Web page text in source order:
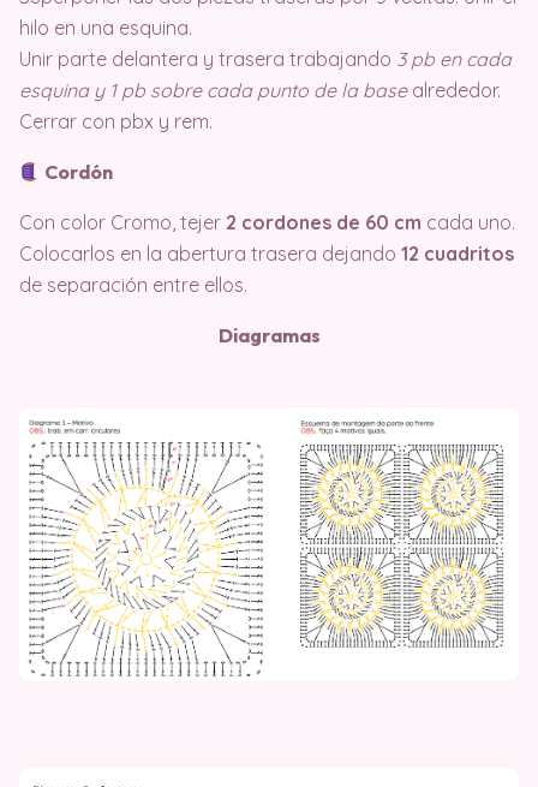
hilo en una esquina.
Unir parte delantera y trasera trabajando 3 pb en cada
esquina y 1 pb sobre cada punto de la basealrededor.
Cerrar con pbx y rem.
Cordón
Con color Cromo, tejer 2 cordones de 60 cm cada uno.
Colocarlos en la abertura trasera dejando 12 cuadritos
de separación entre ellos.
Diagramas